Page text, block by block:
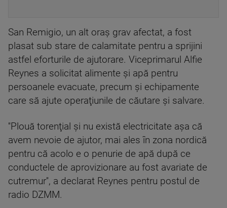
San Remigio, un alt oraş grav afectat, a fost
plasat sub stare de calamitate pentru a sprijini
astfel eforturile de ajutorare. Viceprimarul Alfie
Reynes a solicitat alimente şi apă pentru
persoanele evacuate, precum şi echipamente
care să ajute operaţiunile de căutare şi salvare.
''Plouă torenţial şi nu există electricitate aşa că
avem nevoie de ajutor, mai ales în zona nordică
pentru că acolo e o penurie de apă după ce
conductele de aprovizionare au fost avariate de
cutremur'', a declarat Reynes pentru postul de
radio DZMM.